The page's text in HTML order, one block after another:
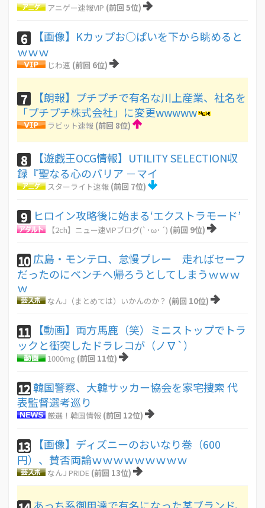
アニゲー速報VIP (前回 5位)
6
【画像】Kカップお○ぱいを下から眺めると
ｗｗｗ
じわ速 (前回 6位)
7
【朗報】プチプチで有名な川上産業、社名を
「プチプチ株式会社」に変更wwwww
ラビット速報 (前回 8位)
8
【遊戯王OCG情報】UTILITY SELECTION収
録『聖なる心のバリア －マイ
スターライト速報 (前回 7位)
9 ヒロイン攻略後に始まる‘エクストラモード’
【2ch】ニュー速VIPブログ(`･ω･´) (前回 9位)
10 広島・モンテロ、怠慢プレー 走ればセーフ
だったのにベンチへ帰ろうとしてしまうｗｗｗ
ｗ
なんJ（まとめては）いかんのか？ (前回 10位)
11
【動画】両方馬鹿（笑）ミニストップでトラ
ックと衝突したドラレコが（ノ∇`）
1000mg (前回 11位)
12韓国警察、大韓サッカー協会を家宅捜索 代
表監督選考巡り
厳選！韓国情報 (前回 12位)
13
【画像】ディズニーのおいなり巻（600
円）、賛否両論ｗｗｗｗｗｗｗｗｗ
なんJ PRIDE (前回 13位)